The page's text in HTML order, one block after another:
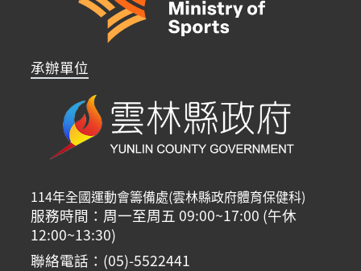
承辦單位
114年全國運動會籌備處(雲林縣政府體育保健科)
服務時間：周一至周五 09:00~17:00 (午休
12:00~13:30)
聯絡電話：(05)-5522441